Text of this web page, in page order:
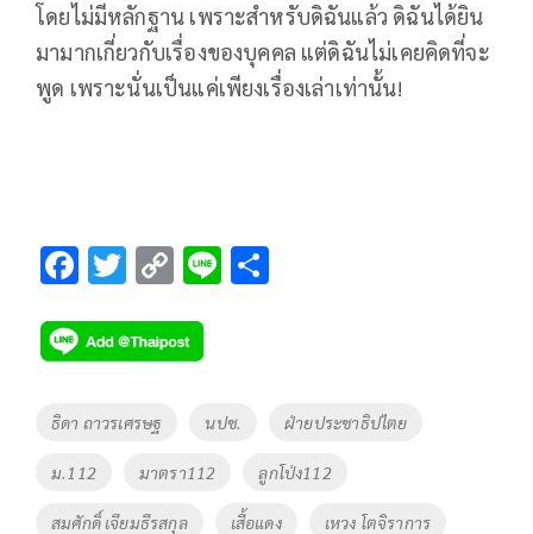
โดยไม่มีหลักฐาน เพราะสำหรับดิฉันแล้ว ดิฉันได้ยิน
มามากเกี่ยวกับเรื่องของบุคคล แต่ดิฉันไม่เคยคิดที่จะ
พูด เพราะนั่นเป็นแค่เพียงเรื่องเล่าเท่านั้น!
F
e
b
o
o
k
T
tt
er
C
p
y
Li
n
k
Li
Tags
ธิดา ถาวรเศรษฐ นปช. ฝ่ายประชาธิปไตย
ม.112 มาตรา112 ลูกโป่ง112
สมศักดิ์ เจียมธีรสกุล เสื้อแดง เหวง โตจิราการ